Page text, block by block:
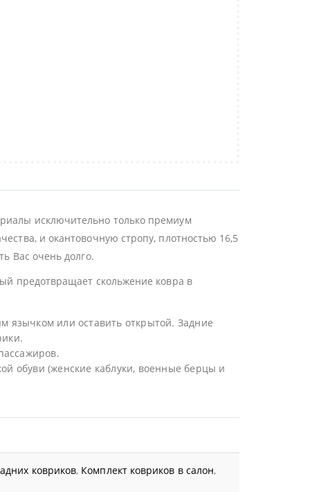
исключительно только премиум
и окантовочную стропу, плотностью 16,5
Вас очень долго.
предотвращает скольжение ковра в
язычком или оставить открытой. Задние
обуви (женские каблуки, военные берцы и
ковриков, Комплект ковриков в салон,